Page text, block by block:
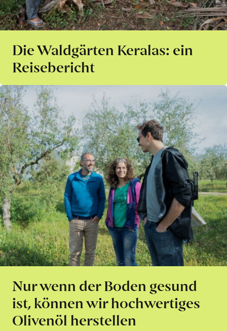
Die Waldgärten Keralas: ein
Reisebericht
Nur wenn der Boden gesund
ist, können wir hochwertiges
Olivenöl herstellen